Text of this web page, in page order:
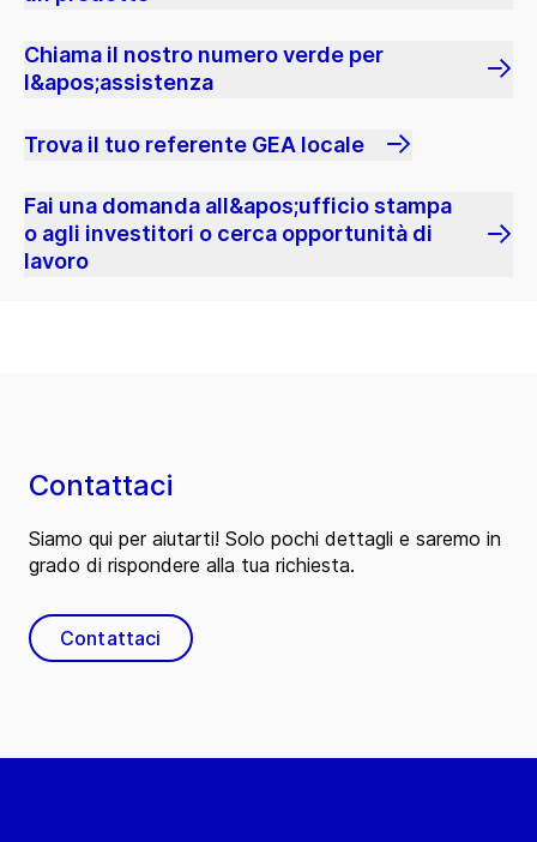
Chiama il nostro numero verde per
l&apos;assistenza
Trova il tuo referente GEA locale
Fai una domanda all&apos;ufficio stampa
o agli investitori o cerca opportunità di
lavoro
Contattaci
Siamo qui per aiutarti! Solo pochi dettagli e saremo in
grado di rispondere alla tua richiesta.
Contattaci